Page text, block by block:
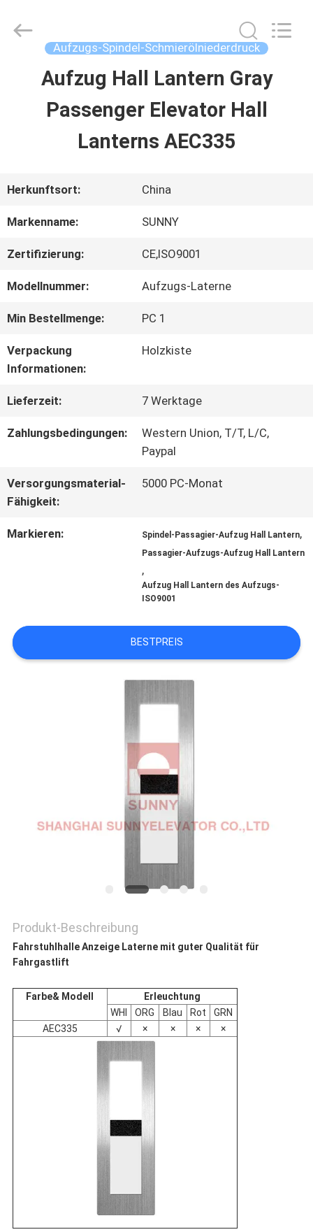
HAUS
PRODUKTE
VIDEOS
FABRIK-
AUSFLUG
QUALITÄTSKONTROLLE
SIE
NACHRICHTEN
PRIVACY
SUNNY
Aufzugs-Spindel-Schmierölniederdruck
Aufzug Hall Lantern Gray
Passenger Elevator Hall
Lanterns AEC335
Herkunftsort: China
Markenname: SUNNY
Zertifizierung: CE,ISO9001
Modellnummer: Aufzugs-Laterne
Min Bestellmenge: PC 1
Verpackung
Informationen:
Holzkiste
Lieferzeit: 7 Werktage
Zahlungsbedingungen:
Western Union, T/T, L/C,
Paypal
Versorgungsmaterial-
Fähigkeit:
5000 PC-Monat
Markieren: Spindel-Passagier-Aufzug Hall Lantern,
Passagier-Aufzugs-Aufzug Hall Lantern
,
Aufzug Hall Lantern des Aufzugs-
ISO9001
BESTPREIS
Produkt-Beschreibung
Fahrstuhlhalle Anzeige Laterne mit guter Qualität für
Fahrgastlift
Farbe& Modell
Erleuchtung
WHI
ORG Blau Rot
GRN
AEC335
√ × × × ×